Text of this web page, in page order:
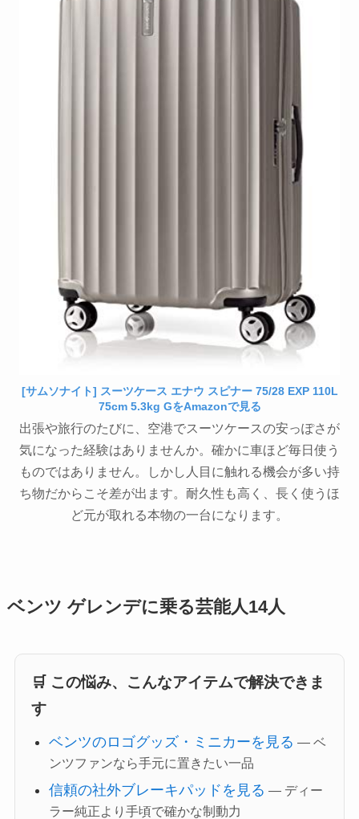
[サムソナイト] スーツケース エナウ スピナー 75/28 EXP 110L
75cm 5.3kg GをAmazonで見る
出張や旅行のたびに、空港でスーツケースの安っぽさが
気になった経験はありませんか。確かに車ほど毎日使う
ものではありません。しかし人目に触れる機会が多い持
ち物だからこそ差が出ます。耐久性も高く、長く使うほ
ど元が取れる本物の一台になります。
ベンツ ゲレンデに乗る芸能人14人
🛒 この悩み、こんなアイテムで解決できま
す
ベンツのロゴグッズ・ミニカーを見る — ベ
ンツファンなら手元に置きたい一品
信頼の社外ブレーキパッドを見る — ディー
ラー純正より手頃で確かな制動力